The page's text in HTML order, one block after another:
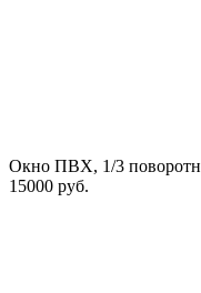
Окно ПВХ, 1/3
15000 руб.